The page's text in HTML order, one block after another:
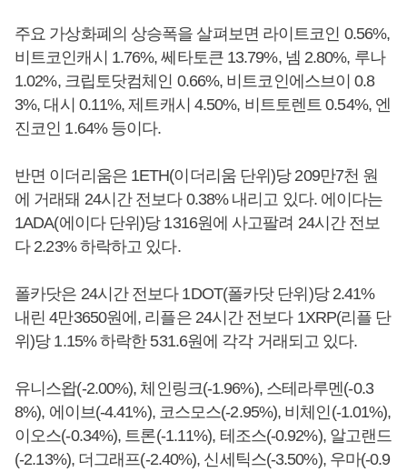
주요 가상화폐의 상승폭을 살펴보면 라이트코인 0.56%,
비트코인캐시 1.76%, 쎄타토큰 13.79%, 넴 2.80%, 루나
1.02%, 크립토닷컴체인 0.66%, 비트코인에스브이 0.8
3%, 대시 0.11%, 제트캐시 4.50%, 비트토렌트 0.54%, 엔
진코인 1.64% 등이다.
반면 이더리움은 1ETH(이더리움 단위)당 209만7천 원
에 거래돼 24시간 전보다 0.38% 내리고 있다. 에이다는
1ADA(에이다 단위)당 1316원에 사고팔려 24시간 전보
다 2.23% 하락하고 있다.
폴카닷은 24시간 전보다 1DOT(폴카닷 단위)당 2.41%
내린 4만3650원에, 리플은 24시간 전보다 1XRP(리플 단
위)당 1.15% 하락한 531.6원에 각각 거래되고 있다.
유니스왑(-2.00%), 체인링크(-1.96%), 스테라루멘(-0.3
8%), 에이브(-4.41%), 코스모스(-2.95%), 비체인(-1.01%),
이오스(-0.34%), 트론(-1.11%), 테조스(-0.92%), 알고랜드
(-2.13%), 더그래프(-2.40%), 신세틱스(-3.50%), 우마(-0.9